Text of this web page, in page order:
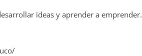
ideas y aprender a emprender.